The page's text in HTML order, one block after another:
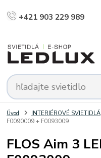
+421 903 229 989
Úvod INTERIÉROVÉ SVIETIDLÁ
F0090009 + F0093009
FLOS Aim 3